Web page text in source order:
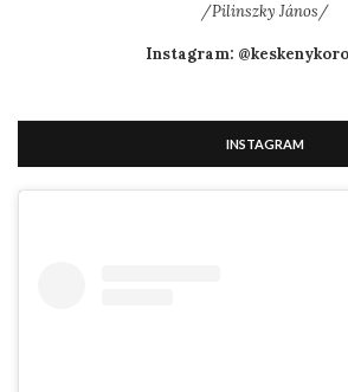
/Pilinszky János/
Instagram:
INSTAGRAM